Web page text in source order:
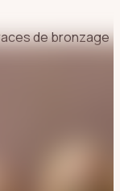
de bronzage